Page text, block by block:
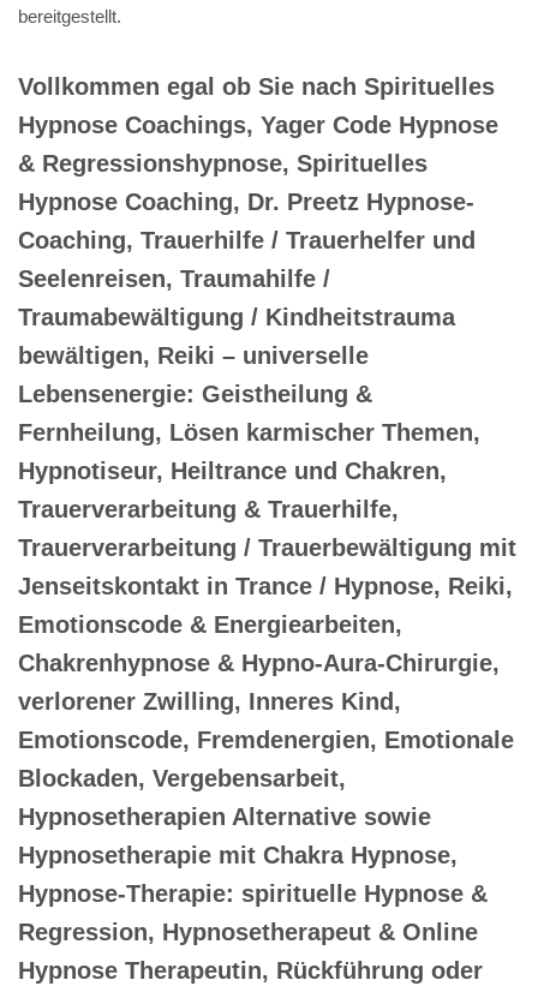
bereitgestellt.
Vollkommen egal ob Sie nach Spirituelles
Hypnose Coachings, Yager Code Hypnose
& Regressionshypnose, Spirituelles
Hypnose Coaching, Dr. Preetz Hypnose-
Coaching, Trauerhilfe / Trauerhelfer und
Seelenreisen, Traumahilfe /
Traumabewältigung / Kindheitstrauma
bewältigen, Reiki – universelle
Lebensenergie: Geistheilung &
Fernheilung, Lösen karmischer Themen,
Hypnotiseur, Heiltrance und Chakren,
Trauerverarbeitung & Trauerhilfe,
Trauerverarbeitung / Trauerbewältigung mit
Jenseitskontakt in Trance / Hypnose, Reiki,
Emotionscode & Energiearbeiten,
Chakrenhypnose & Hypno-Aura-Chirurgie,
verlorener Zwilling, Inneres Kind,
Emotionscode, Fremdenergien, Emotionale
Blockaden, Vergebensarbeit,
Hypnosetherapien Alternative sowie
Hypnosetherapie mit Chakra Hypnose,
Hypnose-Therapie: spirituelle Hypnose &
Regression, Hypnosetherapeut & Online
Hypnose Therapeutin, Rückführung oder